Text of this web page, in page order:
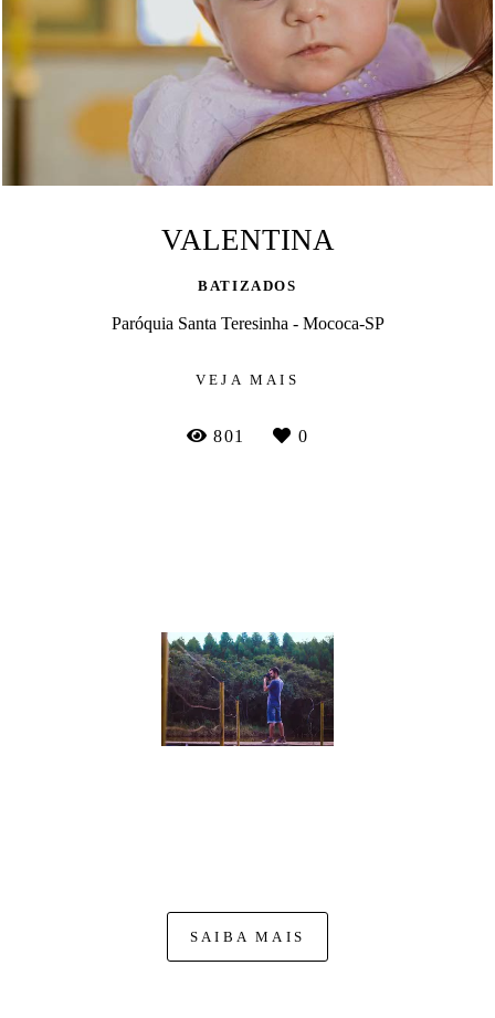
VALENTINA
BATIZADOS
Paróquia Santa Teresinha - Mococa-SP
VEJA MAIS
801 0
SAIBA MAIS